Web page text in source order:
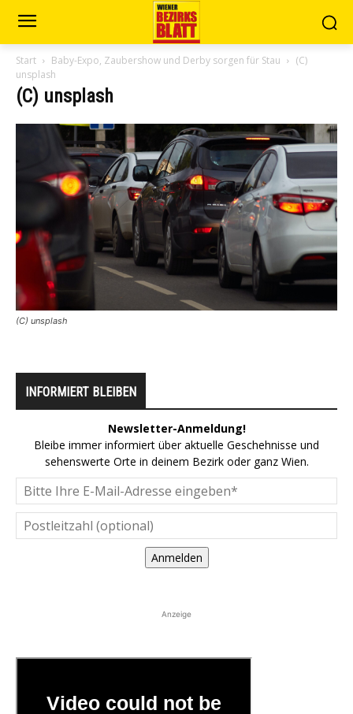
Start Baby-Expo, Zaubershow und Derby sorgen für Stau
(C)
unsplash
(C) unsplash
(C) unsplash
INFORMIERT BLEIBEN
Newsletter-Anmeldung!
Bleibe immer informiert über aktuelle Geschehnisse und
sehenswerte Orte in deinem Bezirk oder ganz Wien.
Anmelden
Anzeige